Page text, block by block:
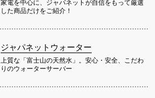
家電を中心に、ジャパネットが自信をもって厳選
した商品だけをご紹介！
ジャパネットウォーター
上質な「富士山の天然水」。安心・安全、こだわ
りのウォーターサーバー